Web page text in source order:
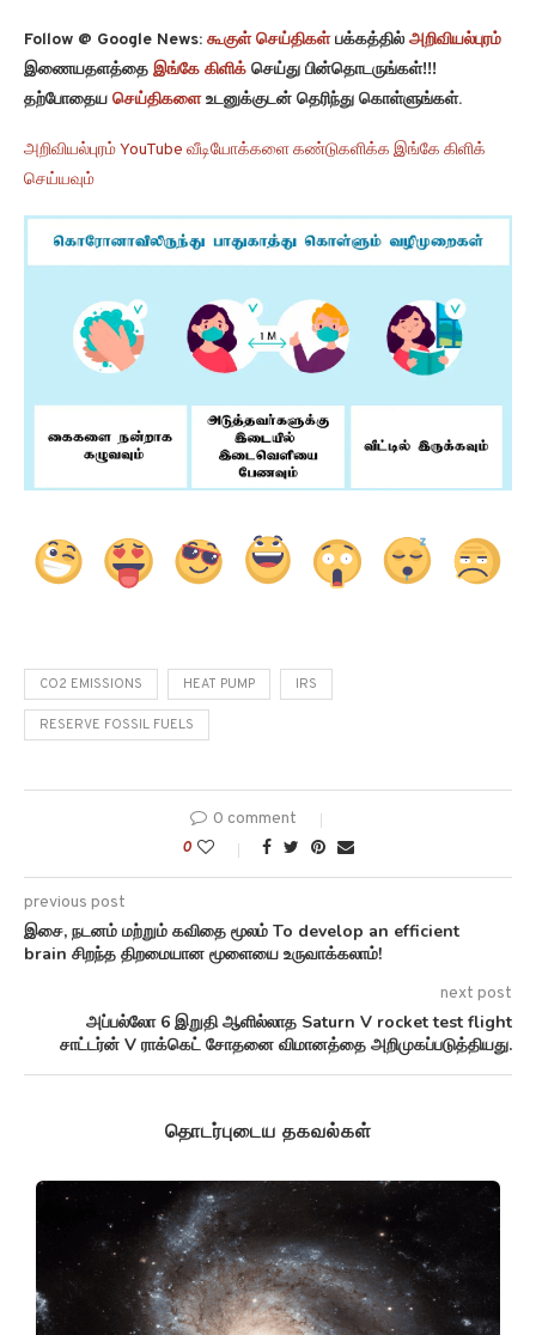
Follow @ Google News: கூகுள் செய்திகள்பக்கத்தில் அறிவியல்புரம்
இணையதளத்தை இங்கே கிளிக் செய்து பின்தொடருங்கள்!!!
தற்போதைய செய்திகளைஉடனுக்குடன் தெரிந்து கொள்ளுங்கள்.
அறிவியல்புரம் YouTube வீடியோக்களை கண்டுகளிக்க இங்கே கிளிக்
செய்யவும்
CO2 EMISSIONS HEAT PUMP IRS
RESERVE FOSSIL FUELS
0 comment
0
previous post
இசை, நடனம் மற்றும் கவிதை மூலம் To develop an efficient
brain சிறந்த திறமையான மூளையை உருவாக்கலாம்!
next post
அப்பல்லோ 6 இறுதி ஆளில்லாத Saturn V rocket test flight
சாட்டர்ன் V ராக்கெட் சோதனை விமானத்தை அறிமுகப்படுத்தியது.
தொடர்புடைய தகவல்கள்